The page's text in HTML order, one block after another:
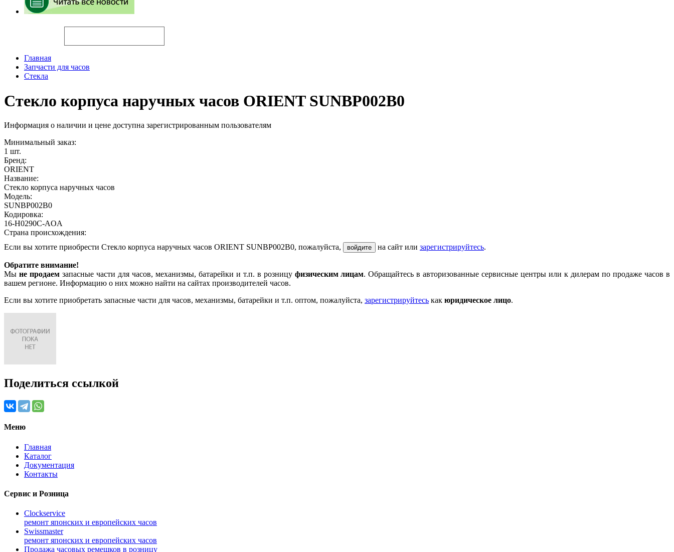
Главная
Запчасти для часов
Стекла
Стекло корпуса наручных часов ORIENT SUNBP002B0
Информация о наличии и цене доступна зарегистрированным пользователям
Минимальный заказ:
1 шт.
Бренд:
ORIENT
Название:
Стекло корпуса наручных часов
Модель:
SUNBP002B0
Кодировка:
16-H0290C-AOA
Страна происхождения:
Если вы хотите приобрести Стекло корпуса наручных часов ORIENT SUNBP002B0, пожалуйста,
войдите на сайт или зарегистрируйтесь.
Обратите внимание!
Мы не продаемзапасные части для часов, механизмы, батарейки и т.п. в розницу физическим лицам. Обращайтесь в авторизованные сервисные центры или к дилерам по продаже часов в
вашем регионе. Информацию о них можно найти на сайтах производителей часов.
Если вы хотите приобретать запасные части для часов, механизмы, батарейки и т.п. оптом, пожалуйста, зарегистрируйтесь как юридическое лицо.
Поделиться ссылкой
Меню
Главная
Каталог
Документация
Контакты
Сервис и Розница
Clockservice
ремонт японских и европейских часов
Swissmaster
ремонт японских и европейских часов
Продажа часовых ремешков в розницу